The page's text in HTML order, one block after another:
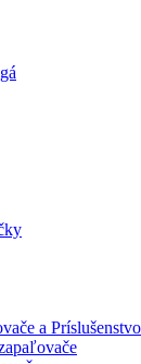
a Príslušenstvo